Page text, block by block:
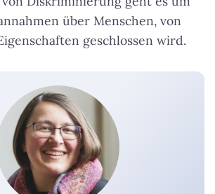
über Menschen, von
geschlossen wird.